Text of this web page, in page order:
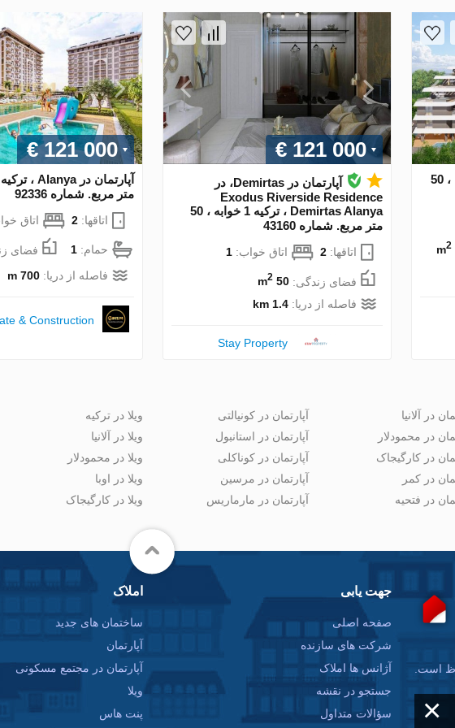
آپارتمان در Antalya ، ترکیه 1 خوابه ، 50
2
€ 121 000
آپارتمان در Demirtas، در
Exodus Riverside Residence
Demirtas Alanya ، ترکیه 1 خوابه ، 50
متر مربع. شماره 43160
اتاقها: 2 اتاق خواب: 1
فضای زندگی: 50 m
2
فاصله از دریا: 1.4 km
Stay Property
€ 121 000
متر مربع. شماره 92336
اتاقها: 2 اتاق
حمام: 1 فضای
فاصله از دریا: 700 m
& Construction
در آلانیا
در محمودلار
در کارگیجاک
در کمر
در فتحیه
آپارتمان در کونیالتی
آپارتمان در استانبول
آپارتمان در کوناکلی
آپارتمان در مرسین
آپارتمان در مارماریس
ویلا در ترکیه
ویلا در آلانیا
ویلا در محمودلار
ویلا در اوبا
ویلا در کارگیجاک
جهت یابی
صفحه اصلی
شرکت های سازنده
آژانس ها املاک
جستجو در نقشه
سؤالات متداول
املاک
ساختمان های جدید
آپارتمان
آپارتمان در مجتمع مسکونی
ویلا
پنت هاس
×